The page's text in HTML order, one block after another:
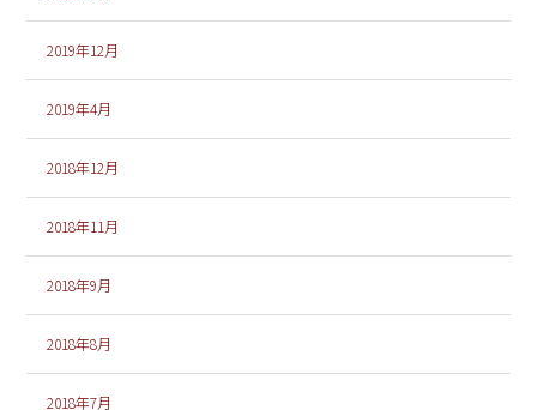
2019年12月
2019年4月
2018年12月
2018年11月
2018年9月
2018年8月
2018年7月